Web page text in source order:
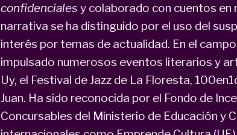
confidenciales y colaborado con cuentos en
narrativa se ha distinguido por el uso del
interés por temas de actualidad. En el
impulsado numerosos eventos literarios y
Uy, el Festival de Jazz de La Floresta,
Juan. Ha sido reconocida por el Fondo de
Concursables del Ministerio de Educación y